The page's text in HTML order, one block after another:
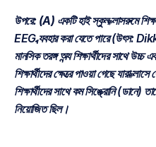
উপরে: (A) একটি হাই স্কুল ক্লাসরুমে
EEG ব্যবহার করা যেতে পারে
মানসিক তরঙ্গ অন্য শিক্ষার্থীদের সাথে উচ্চ
শিক্ষার্থীদের ক্ষেত্রে পাওয়া গেছে যারা
শিক্ষার্থীদের সাথে কম সিঙ্ক্রোনি (ডানে)
নিয়োজিত ছিল।